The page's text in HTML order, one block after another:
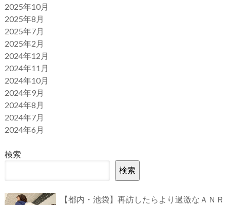
2025年10月
2025年8月
2025年7月
2025年2月
2024年12月
2024年11月
2024年10月
2024年9月
2024年8月
2024年7月
2024年6月
検索
検索
【都内・池袋】再訪したらより過激なＡＮＲ